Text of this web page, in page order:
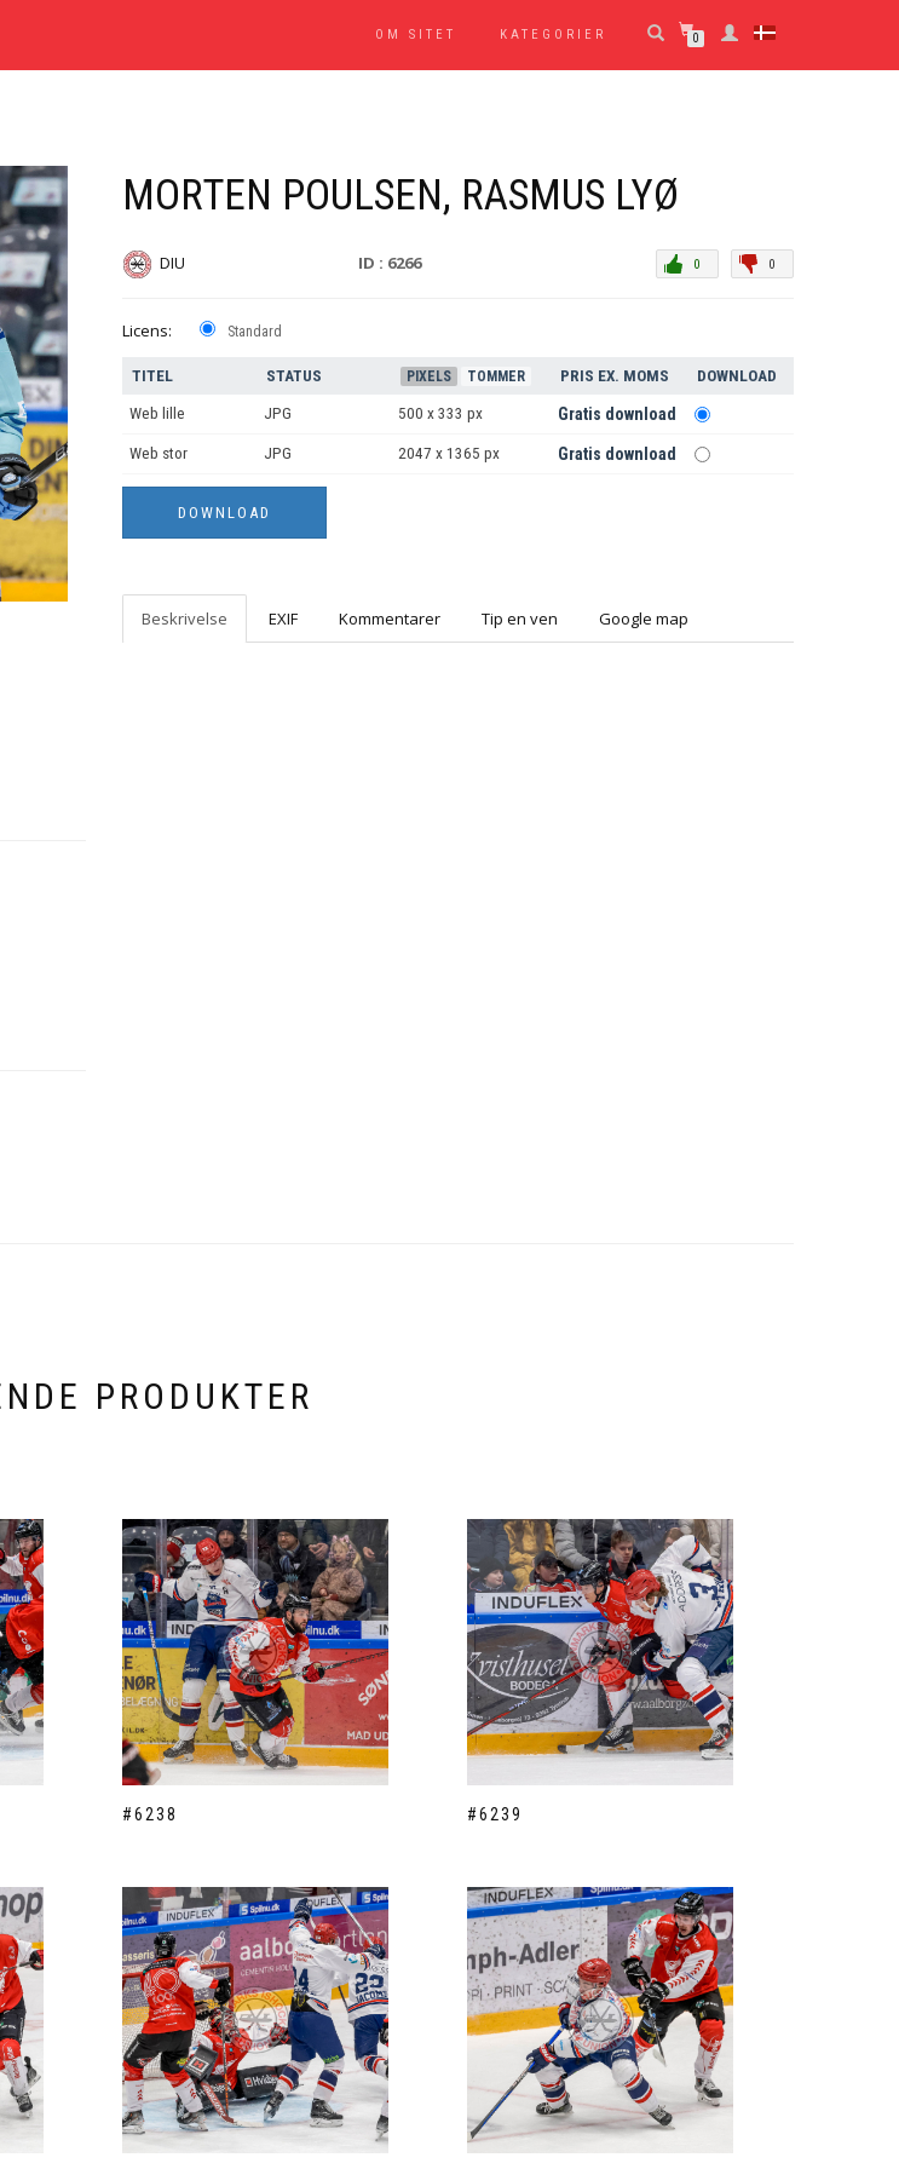
OM SITET KATEGORIER 0
MORTEN POULSEN, RASMUS LYØ
DIU ID : 6266 0
0
Licens: Standard
TITEL STATUS PIXELS TOMMER PRIS EX. MOMS DOWNLOAD
Web lille JPG 500 x 333 px Gratis download
Web stor JPG 2047 x 1365 px Gratis download
Beskrivelse EXIF Kommentarer Tip en ven Google map
PRODUKTER
#6238 #6239